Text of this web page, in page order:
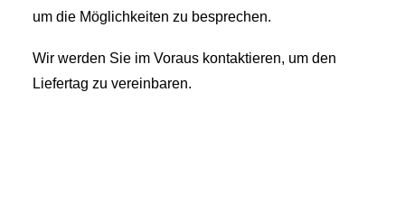
um die Möglichkeiten zu besprechen.
Wir werden Sie im Voraus kontaktieren, um den
Liefertag zu vereinbaren.